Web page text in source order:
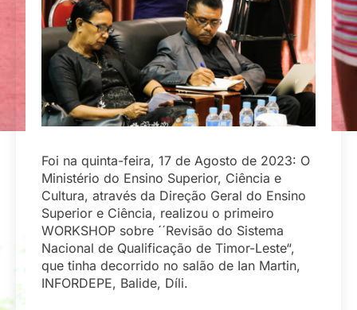
Foi na quinta-feira, 17 de Agosto de 2023: O
Ministério do Ensino Superior, Ciência e
Cultura, através da Direção Geral do Ensino
Superior e Ciência, realizou o primeiro
WORKSHOP sobre ´´Revisão do Sistema
Nacional de Qualificação de Timor-Leste“,
que tinha decorrido no salão de Ian Martin,
INFORDEPE, Balide, Díli.